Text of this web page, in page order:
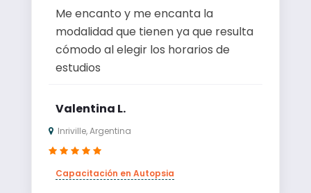
Me encanto y me encanta la
modalidad que tienen ya que resulta
cómodo al elegir los horarios de
estudios
Valentina L.
Inriville, Argentina
Capacitación en Autopsia